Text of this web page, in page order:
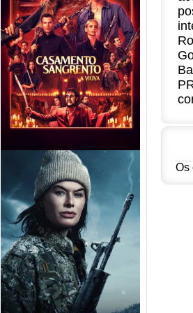
Os
Casamento Sangrento: A
Viúva Torrent (2026) WEB-DL
720p/1080p/4K Dual Áudio
Balística Torrent (2025) WEB-
DL 1080p Dual Áudio